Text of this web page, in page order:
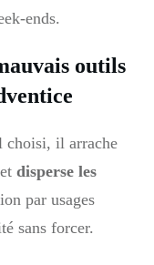
ends.
outils
choisi, il arrache
disperse les
par usages
sans forcer.